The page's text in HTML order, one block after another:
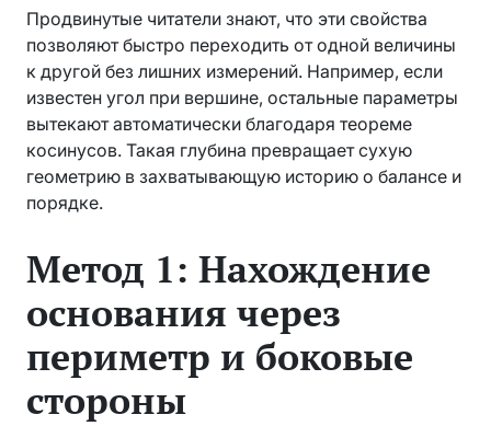
Продвинутые читатели знают, что эти свойства
позволяют быстро переходить от одной величины
к другой без лишних измерений. Например, если
известен угол при вершине, остальные параметры
вытекают автоматически благодаря теореме
косинусов. Такая глубина превращает сухую
геометрию в захватывающую историю о балансе и
порядке.
Метод 1: Нахождение
основания через
периметр и боковые
стороны